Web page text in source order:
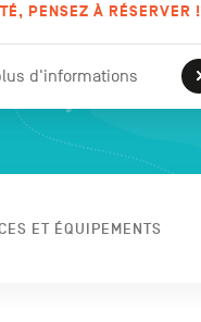
PENSEZ À RÉSERVER !
d'informations
ET ÉQUIPEMENTS